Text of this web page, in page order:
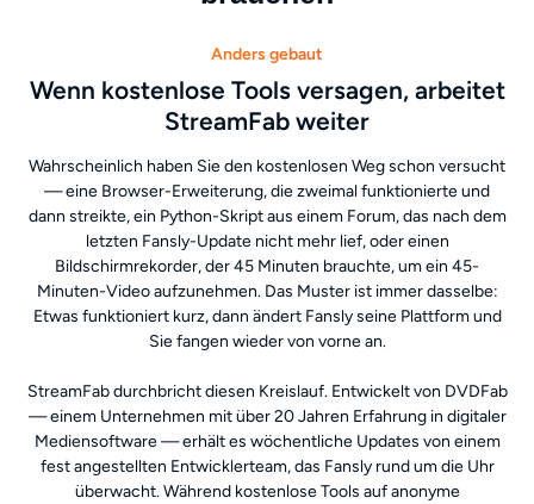
Anders gebaut
Wenn kostenlose Tools versagen, arbeitet
StreamFab weiter
Wahrscheinlich haben Sie den kostenlosen Weg schon versucht
— eine Browser-Erweiterung, die zweimal funktionierte und
dann streikte, ein Python-Skript aus einem Forum, das nach dem
letzten Fansly-Update nicht mehr lief, oder einen
Bildschirmrekorder, der 45 Minuten brauchte, um ein 45-
Minuten-Video aufzunehmen. Das Muster ist immer dasselbe:
Etwas funktioniert kurz, dann ändert Fansly seine Plattform und
Sie fangen wieder von vorne an.
StreamFab durchbricht diesen Kreislauf. Entwickelt von DVDFab
— einem Unternehmen mit über 20 Jahren Erfahrung in digitaler
Mediensoftware — erhält es wöchentliche Updates von einem
fest angestellten Entwicklerteam, das Fansly rund um die Uhr
überwacht. Während kostenlose Tools auf anonyme